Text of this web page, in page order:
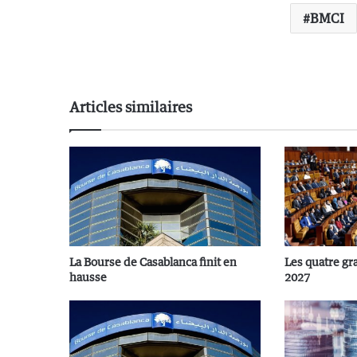
BMCI
Articles similaires
La Bourse de Casablanca finit en
hausse
Les quatre
2027